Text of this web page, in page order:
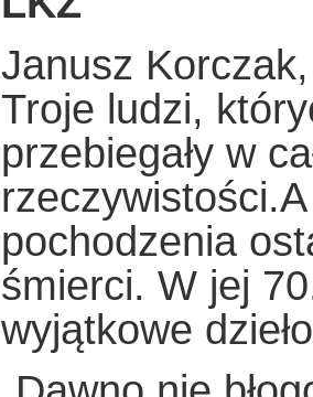
Janusz
Troje ludzi,
przebiegały w
pochodzenia
śmierci. W jej
wyjątkowe dzieło